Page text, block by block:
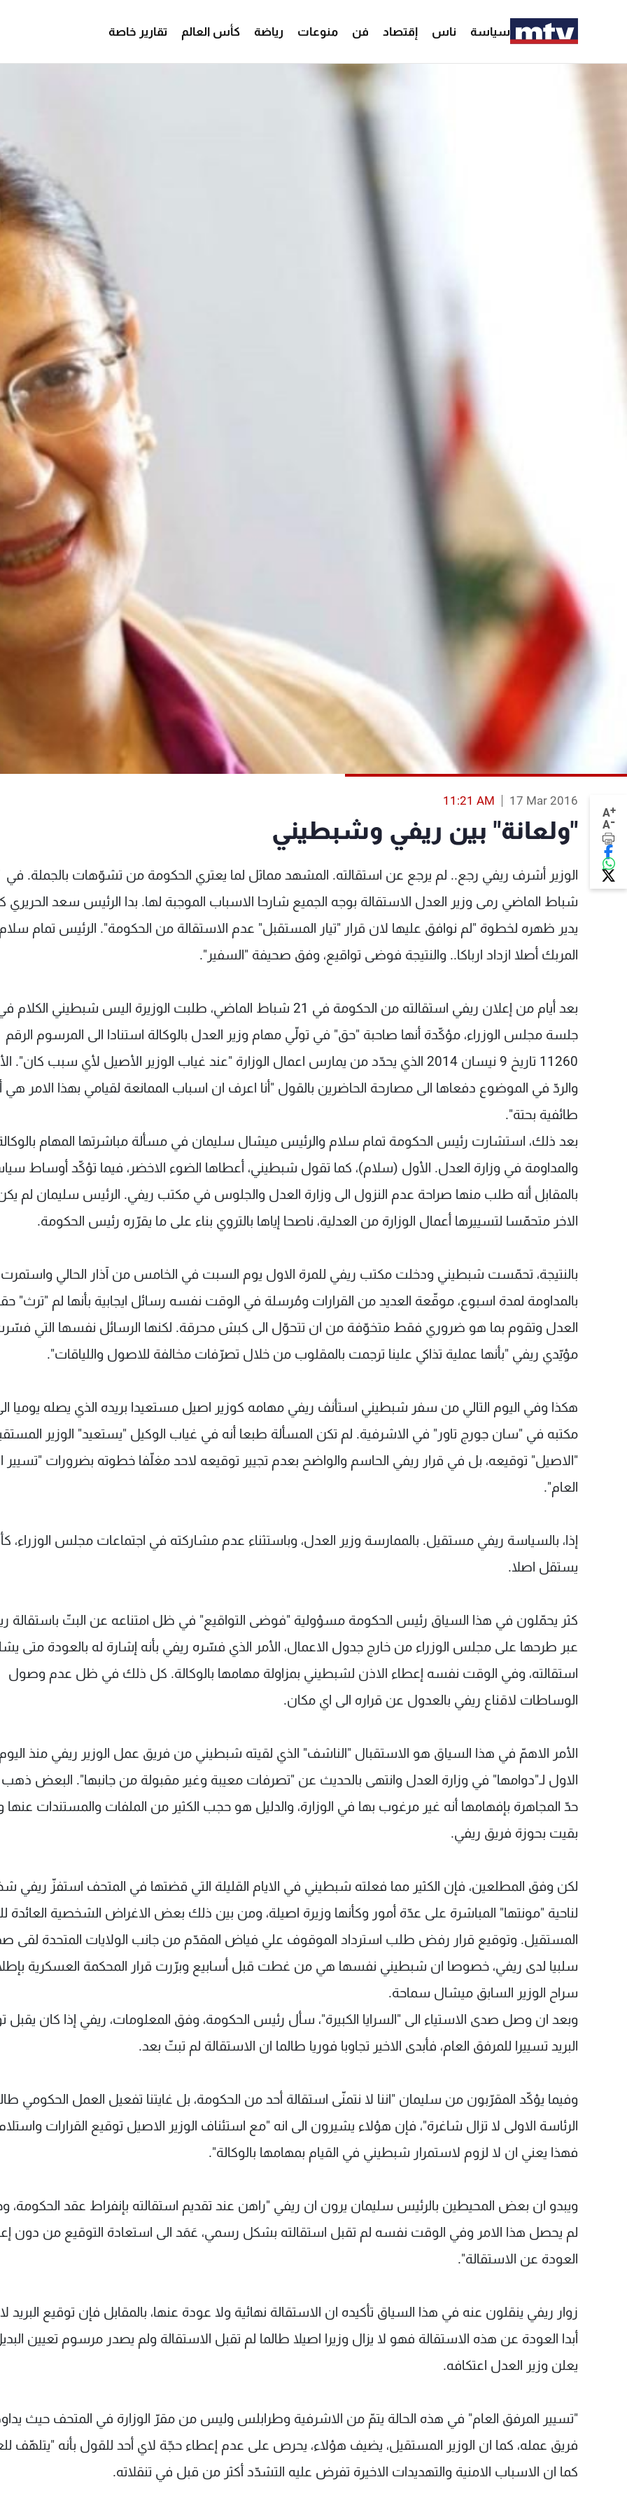
سياسة ناس إقتصاد فن منوعات رياضة كأس العالم تقارير خاصة
A+
A-
17 Mar 2016
11:21 AM
"ولعانة" بين ريفي وشبطيني
شباط الماضي رمى وزير العدل الاستقالة بوجه الجميع شارحا الاسباب الموجبة لها. بدا الرئيس سعد الحريري
يدير ظهره لخطوة "لم نوافق عليها لان قرار "تيار المستقبل" عدم الاستقالة من الحكومة". الرئيس تمام سلام
المربك أصلا ازداد ارباكا.. والنتيجة فوضى تواقيع، وفق صحيفة "السفير".
بعد أيام من إعلان ريفي استقالته من الحكومة في 21 شباط الماضي، طلبت الوزيرة اليس شبطيني الكلام
جلسة مجلس الوزراء، مؤكّدة أنها صاحبة "حق" في تولّي مهام وزير العدل بالوكالة استنادا الى المرسوم الرقم
11260 تاريخ 9 نيسان 2014 الذي يحدّد من يمارس اعمال الوزارة "عند غياب الوزير الأصيل لأي سبب كان".
والردّ في الموضوع دفعاها الى مصارحة الحاضرين بالقول "أنا اعرف ان اسباب الممانعة لقيامي بهذا الامر
طائفية بحتة".
بعد ذلك، استشارت رئيس الحكومة تمام سلام والرئيس ميشال سليمان في مسألة مباشرتها المهام
والمداومة في وزارة العدل. الأول (سلام)، كما تقول شبطيني، أعطاها الضوء الاخضر، فيما تؤكّد أوساط
بالمقابل أنه طلب منها صراحة عدم النزول الى وزارة العدل والجلوس في مكتب ريفي. الرئيس سليمان لم
الاخر متحمّسا لتسييرها أعمال الوزارة من العدلية، ناصحا إياها بالتروي بناء على ما يقرّره رئيس الحكومة.
بالنتيجة، تحمّست شبطيني ودخلت مكتب ريفي للمرة الاول يوم السبت في الخامس من آذار الحالي واستمرت
بالمداومة لمدة اسبوع، موقّعة العديد من القرارات ومُرسلة في الوقت نفسه رسائل ايجابية بأنها لم "ترث"
العدل وتقوم بما هو ضروري فقط متخوّفة من ان تتحوّل الى كبش محرقة. لكنها الرسائل نفسها التي
مؤيّدي ريفي "بأنها عملية تذاكي علينا ترجمت بالمقلوب من خلال تصرّفات مخالفة للاصول واللياقات".
هكذا وفي اليوم التالي من سفر شبطيني استأنف ريفي مهامه كوزير اصيل مستعيدا بريده الذي يصله يوميا
مكتبه في "سان جورج تاور" في الاشرفية. لم تكن المسألة طبعا أنه في غياب الوكيل "يستعيد" الوزير
"الاصيل" توقيعه، بل في قرار ريفي الحاسم والواضح بعدم تجيير توقيعه لاحد مغلّفا خطوته بضرورات "تسيير
العام".
إذا، بالسياسة ريفي مستقيل. بالممارسة وزير العدل، وباستثناء عدم مشاركته في اجتماعات مجلس الوزراء،
يستقل اصلا.
كثر يحمّلون في هذا السياق رئيس الحكومة مسؤولية "فوضى التواقيع" في ظل امتناعه عن البتّ باستقالة
عبر طرحها على مجلس الوزراء من خارج جدول الاعمال، الأمر الذي فسّره ريفي بأنه إشارة له بالعودة متى
استقالته، وفي الوقت نفسه إعطاء الاذن لشبطيني بمزاولة مهامها بالوكالة. كل ذلك في ظل عدم وصول
الوساطات لاقناع ريفي بالعدول عن قراره الى اي مكان.
الأمر الاهمّ في هذا السياق هو الاستقبال "الناشف" الذي لقيته شبطيني من فريق عمل الوزير ريفي منذ اليوم
الاول لـ"دوامها" في وزارة العدل وانتهى بالحديث عن "تصرفات معيبة وغير مقبولة من جانبها". البعض ذهب
حدّ المجاهرة بإفهامها أنه غير مرغوب بها في الوزارة، والدليل هو حجب الكثير من الملفات والمستندات عنها
بقيت بحوزة فريق ريفي.
لكن وفق المطلعين، فإن الكثير مما فعلته شبطيني في الايام القليلة التي قضتها في المتحف استفزّ ريفي
لناحية "مونتها" المباشرة على عدّة أمور وكأنها وزيرة اصيلة، ومن بين ذلك بعض الاغراض الشخصية العائدة
المستقيل. وتوقيع قرار رفض طلب استرداد الموقوف علي فياض المقدّم من جانب الولايات المتحدة لقى
سلبيا لدى ريفي، خصوصا ان شبطيني نفسها هي من غطت قبل أسابيع وبرّرت قرار المحكمة العسكرية
سراح الوزير السابق ميشال سماحة.
وبعد ان وصل صدى الاستياء الى "السرايا الكبيرة"، سأل رئيس الحكومة، وفق المعلومات، ريفي إذا كان يقبل
البريد تسييرا للمرفق العام، فأبدى الاخير تجاوبا فوريا طالما ان الاستقالة لم تبتّ بعد.
وفيما يؤكّد المقرّبون من سليمان "اننا لا نتمنّى استقالة أحد من الحكومة، بل غايتنا تفعيل العمل الحكومي
الرئاسة الاولى لا تزال شاغرة"، فإن هؤلاء يشيرون الى انه "مع استئناف الوزير الاصيل توقيع القرارات واستلام
فهذا يعني ان لا لزوم لاستمرار شبطيني في القيام بمهامها بالوكالة".
ويبدو ان بعض المحيطين بالرئيس سليمان يرون ان ريفي "راهن عند تقديم استقالته بإنفراط عقد الحكومة،
لم يحصل هذا الامر وفي الوقت نفسه لم تقبل استقالته بشكل رسمي، عَمَد الى استعادة التوقيع من دون
العودة عن الاستقالة".
زوار ريفي ينقلون عنه في هذا السياق تأكيده ان الاستقالة نهائية ولا عودة عنها، بالمقابل فإن توقيع البريد
أبدا العودة عن هذه الاستقالة فهو لا يزال وزيرا اصيلا طالما لم تقبل الاستقالة ولم يصدر مرسوم تعيين
يعلن وزير العدل اعتكافه.
"تسيير المرفق العام" في هذه الحالة يتمّ من الاشرفية وطرابلس وليس من مقرّ الوزارة في المتحف حيث
فريق عمله، كما ان الوزير المستقيل، يضيف هؤلاء، يحرص على عدم إعطاء حجّة لاي أحد للقول بأنه "يتلهّف
كما ان الاسباب الامنية والتهديدات الاخيرة تفرض عليه التشدّد أكثر من قبل في تنقلاته.